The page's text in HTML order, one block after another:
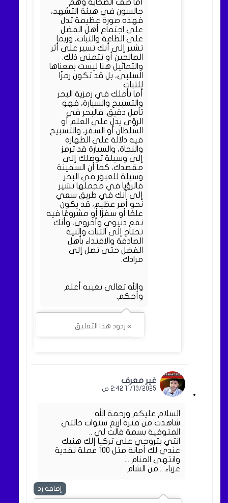
أما صف الصحابة وهم
جالسون في هيئة التشهد،
فهذه صورة عظيمة تدل
على اجتماع أهل الفضل
على الطاعة والثبات، وربما
تشير إلى أنك تسير على أثر
الصالحين أو تتمنى ذلك.
والتماثيل هنا ليست بمعناها
السلبي، بل قد تكون رمزًا
للثبات
أما تأملك في رمزية البحر
والتسبيح والسيارة، فهو
تأمل دقيق. فالبحر في
الرؤى يدل على العلم أو
السلطان أو السفر، والتسبيح
فيه دلالة على الطهارة
والنجاة، والسيارة قد ترمز
إلى وسيلة توصلك إلى
مقصدك، كما أن السفينة
وسيلة للعبور في البحر.
فالرؤيا في مجملها تشير
إلى أنك في طريق سعي
نحو أمر عظيم، قد يكون
علمًا أو سفرًا أو مشروعًا فيه
نفع دنيوي وأخروي، وأنك
تحتاج إلى الثبات والنية
الصادقة والاقتداء بأهل
الفضل حتى تصل إلى
مرادك.
والله تعالى بغيبه أعلم
وأحكم.
» ردود هذا التعليق
غير معرف
11/13/2025 2:42 ص
السلام عليكم ورحمة الله
شاهدت من فترة اربع سنوات خالتي
المتوفية بسمة قالت لي ..
انتي بتروحي على تركيا إلك هنيك
عندي لك أمانة متل ١٠٠ عملة نقدية
وانتهى المنام ...
عزباء ...من الشام
إضافة رد